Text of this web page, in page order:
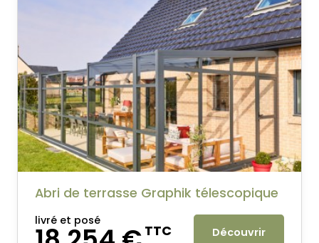
Abri de terrasse Graphik télescopique
livré et posé
TTC Découvrir